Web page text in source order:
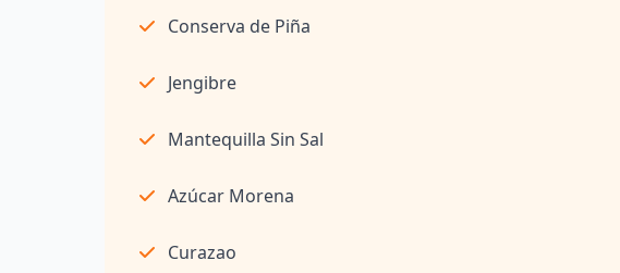
Conserva de Piña
Jengibre
Mantequilla Sin Sal
Azúcar Morena
Curazao